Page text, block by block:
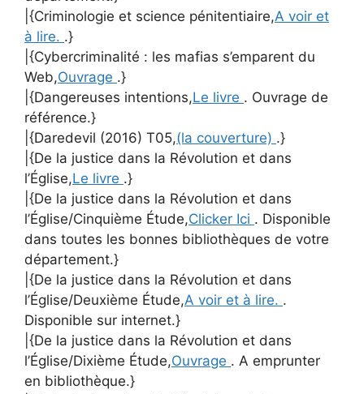
|{Criminologie et science pénitentiaire,A voir et
à lire. .}
|{Cybercriminalité : les mafias s’emparent du
Web,Ouvrage .}
|{Dangereuses intentions,Le livre . Ouvrage de
référence.}
|{Daredevil (2016) T05,(la couverture) .}
|{De la justice dans la Révolution et dans
l’Église,Le livre .}
|{De la justice dans la Révolution et dans
l’Église/Cinquième Étude,Clicker Ici . Disponible
dans toutes les bonnes bibliothèques de votre
département.}
|{De la justice dans la Révolution et dans
l’Église/Deuxième Étude,A voir et à lire. .
Disponible sur internet.}
|{De la justice dans la Révolution et dans
l’Église/Dixième Étude,Ouvrage . A emprunter
en bibliothèque.}